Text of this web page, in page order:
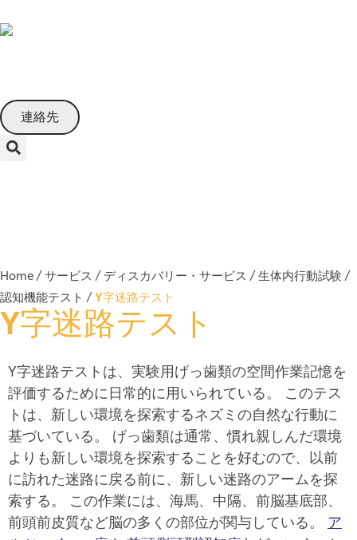
連絡先
Home /サービス / ディスカバリー・サービス /生体内行動試験 /
認知機能テスト /Y字迷路テスト
Y字迷路テスト
Y字迷路テストは、実験用げっ歯類の空間作業記憶を
評価するために日常的に用いられている。 このテス
トは、新しい環境を探索するネズミの自然な行動に
基づいている。 げっ歯類は通常、慣れ親しんだ環境
よりも新しい環境を探索することを好むので、以前
に訪れた迷路に戻る前に、新しい迷路のアームを探
索する。 この作業には、海馬、中隔、前脳基底部、
前頭前皮質など脳の多くの部位が関与している。 ア